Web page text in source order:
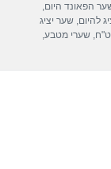
הפאונד היום,
להיום,שער יציג
,שערי מטבע,